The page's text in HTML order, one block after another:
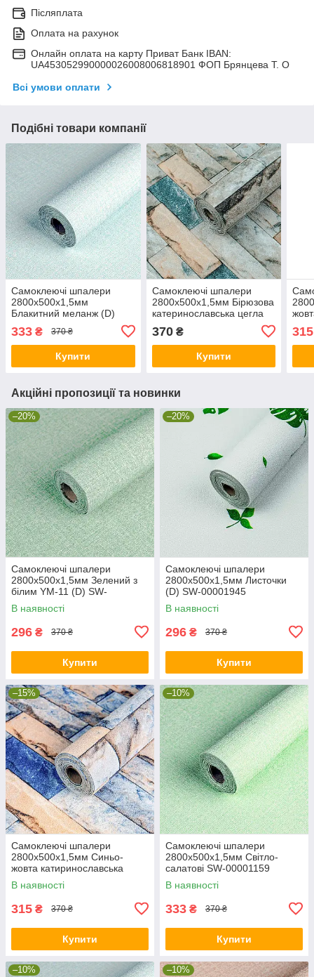
Післяплата
Оплата на рахунок
Онлайн оплата на карту Приват Банк IBAN:
UA453052990000026008006818901 ФОП Брянцева Т. О
Всі умови оплати
Подібні товари компанії
Самоклеючі шпалери
2800х500х1,5мм
Блакитний меланж (D)
333 ₴ 370 ₴
Купити
Самоклеючі шпалери
2800х500х1,5мм Бірюзова
катеринославська цегла
370₴
Купити
315
Акційні пропозиції та новинки
–20%
Самоклеючі шпалери
2800х500х1,5мм Зелений з
білим YM-11 (D) SW-
00002019
В наявності
296 ₴ 370 ₴
Купити
–20%
Самоклеючі шпалери
2800х500х1,5мм Листочки
(D) SW-00001945
В наявності
296 ₴ 370 ₴
Купити
–15%
Самоклеючі шпалери
2800х500х1,5мм Синьо-
жовта катиринославська
цегла (D) SW-00001785
В наявності
315 ₴ 370 ₴
Купити
–10%
Самоклеючі шпалери
2800х500х1,5мм Світло-
салатові SW-00001159
В наявності
333 ₴ 370 ₴
Купити
–10% –10%